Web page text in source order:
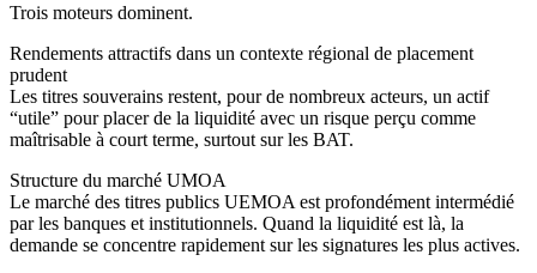
Trois moteurs dominent.
Rendements attractifs dans un contexte régional de placement
prudent
Les titres souverains restent, pour de nombreux acteurs, un actif
“utile” pour placer de la liquidité avec un risque perçu comme
maîtrisable à court terme, surtout sur les BAT.
Structure du marché UMOA
Le marché des titres publics UEMOA est profondément intermédié
par les banques et institutionnels. Quand la liquidité est là, la
demande se concentre rapidement sur les signatures les plus actives.